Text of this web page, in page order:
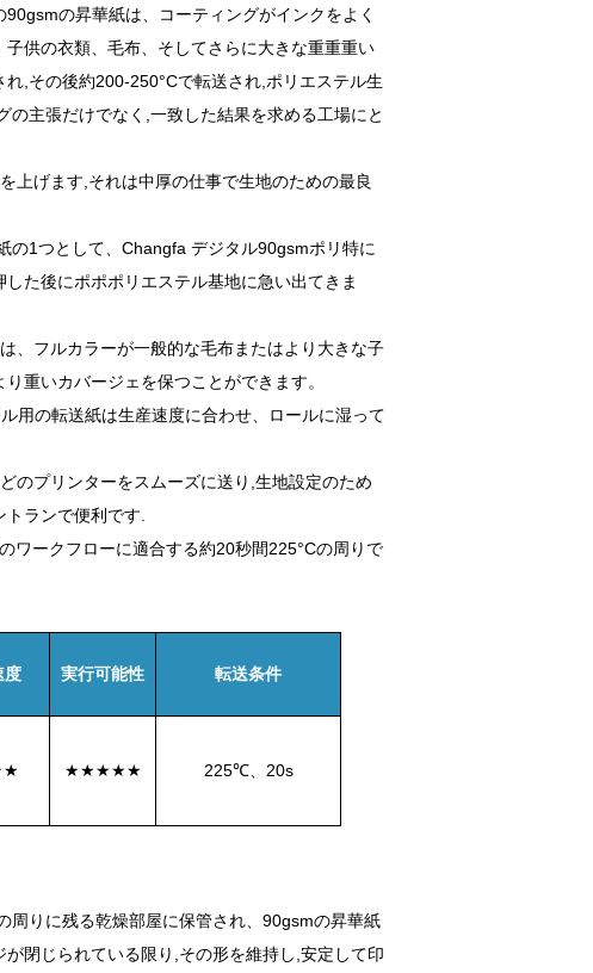
の昇華紙は、コーティングがインクをよく
供の衣類、毛布、そしてさらに大きな重重重い
,その後約200-250°Cで転送され,ポリエステル生
主張だけでなく,一致した結果を求める工場にと
上げます,それは中厚の仕事で生地のための最良
の1つとして、Changfa デジタル90gsmポリ特に
た後にポポポリエステル基地に急い出てきま
、フルカラーが一般的な毛布またはより大きな子
重いカバージェを保つことができます。
用の転送紙は生産速度に合わせ、ロールに湿って
のプリンターをスムーズに送り,生地設定のため
ランで便利です.
ワークフローに適合する約20秒間225°Cの周りで
度 実行可能性 転送条件
★★★★★ 225℃、20s
周りに残る乾燥部屋に保管され、90gsmの昇華紙
閉じられている限り,その形を維持し,安定して印